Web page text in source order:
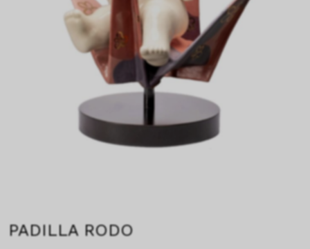
PADILLA RODO